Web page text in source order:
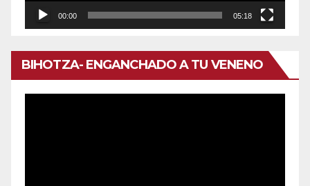
00:00 05:18
BIHOTZA- ENGANCHADO A TU VENENO